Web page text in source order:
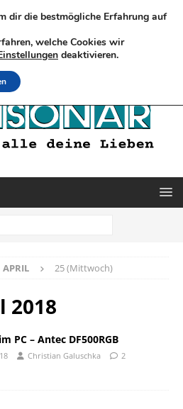
APRIL 25 (Mittwoch)
2018
PC – Antec DF500RGB
Christian Galuschka 2
dir die bestmögliche Erfahrung auf
welche Cookies wir
deaktivieren.